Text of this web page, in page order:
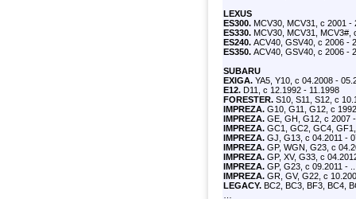
LEXUS
ES300. MCV30, MCV31, с 2001 -
ES330. MCV30, MCV31, MCV3#,
ES240. ACV40, GSV40, с 2006 -
ES350. ACV40, GSV40, с 2006 -
SUBARU
EXIGA. YA5, Y10, с 04.2008 -
E12. D11, с 12.1992 - 11.1998
FORESTER. S10, S11, S12, с
IMPREZA. G10, G11, G12, с
IMPREZA. GE, GH, G12, с 2007
IMPREZA. GC1, GC2, GC4,
IMPREZA. GJ, G13, с 04.2011 -
IMPREZA. GP, WGN, G23, с
IMPREZA. GP, XV, G33, с
IMPREZA. GP, G23, с 09.2011 -
IMPREZA. GR, GV, G22, с
LEGACY. BC2, BC3, BF3, BC4,